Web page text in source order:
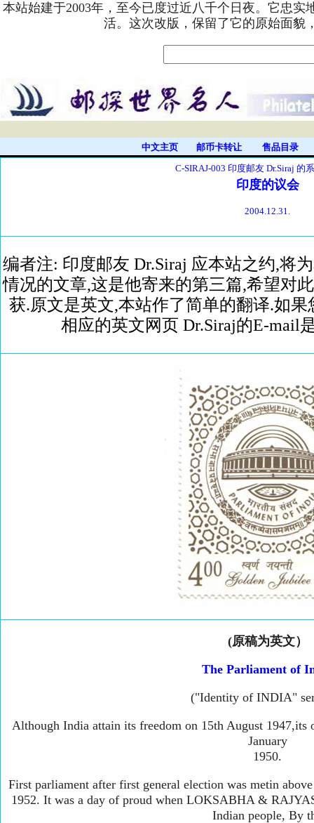
本站始建于2003年，至今已度过近八千个日夜。它忠
活。这次改版，保留了它的原始面貌
中文主页 邮币卡转让
售品目录
C-SIRAJ-003 印度邮友 Dr.Siraj 的
印度的议会
2004.12.31.
编者注: 印度邮友 Dr.Siraj 应本站之约,将
情况的文章,这是他寄来的第三篇,希望对
获.原文是英文,本站作了简单的翻译.如果
相应的英文网页 Dr.Siraj的E-mail
(原稿为英文）
The Parliament of
("Identity of INDIA"
Although India attain its freedom on 15th August
January
1950.
First parliament after first general election was metin
1952. It was a day of proud when LOKSABHA &
Indian people, By